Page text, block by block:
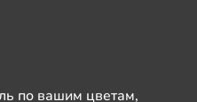
по вашим цветам,